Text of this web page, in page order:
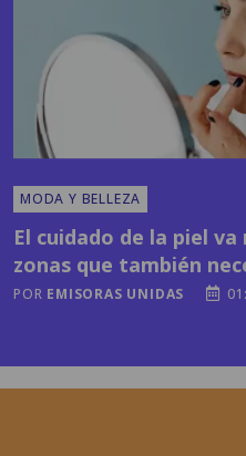
MODA Y BELLEZA
zonas que también
POR EMISORAS UNIDAS